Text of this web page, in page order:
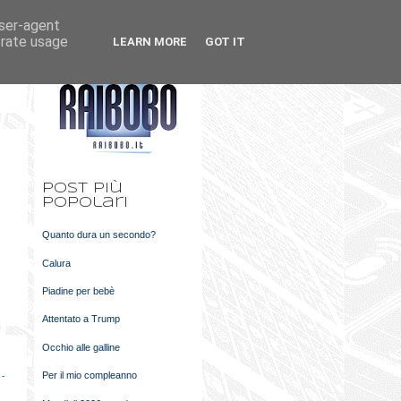
-
Post più
popolari
Quanto dura un secondo?
Calura
Piadine per bebè
Attentato a Trump
Occhio alle galline
Per il mio compleanno
agent
usage
LEARN MORE GOT IT